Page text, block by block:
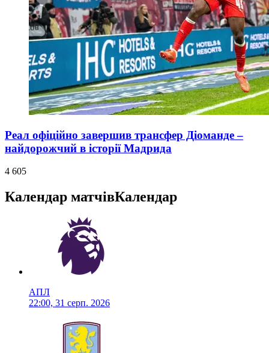
Реал офіційно завершив трансфер Діоманде –
найдорожчий в історії Мадрида
4 605
Календар матчівКалендар
АПЛ
22:00, 31 серп. 2026